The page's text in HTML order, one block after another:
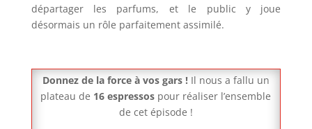
départager les parfums, et le public y joue
désormais un rôle parfaitement assimilé.
Donnez de la force à vos gars !Il nous a fallu un
plateau de 16 espressos pour réaliser l’ensemble
de cet épisode !